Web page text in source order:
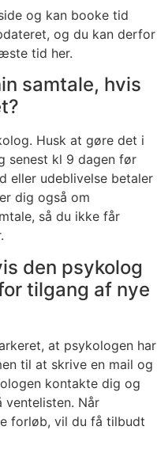
og kan booke tid
og du kan derfor
tid her.
samtale, hvis
Husk at gøre det i
senest kl 9 dagen før
eller udeblivelse betaler
dig også om
så du ikke får
den psykolog
tilgang af nye
at psykologen har
til at skrive en mail og
kontakte dig og
Når
forløb, vil du få tilbudt